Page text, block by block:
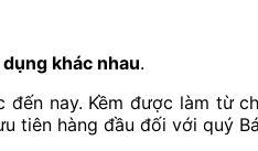
khác nhau.
nay. Kềm được làm từ
tiên hàng đầu đối với quý